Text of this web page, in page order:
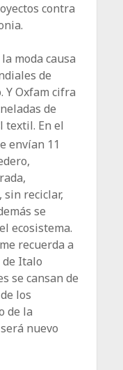
contra
moda causa
de
Y Oxfam cifra
de
textil. En el
envían 11
sin reciclar,
se
ecosistema.
me recuerda a
Italo
se cansan de
los
de la
nuevo